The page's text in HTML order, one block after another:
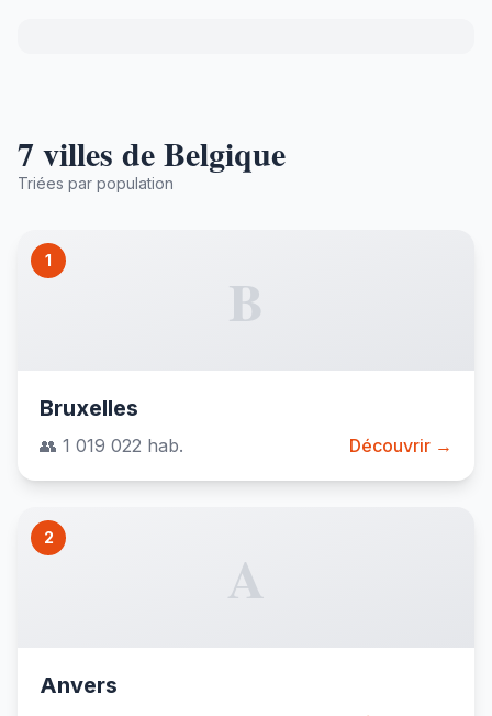
7 villes de Belgique
Triées par population
1
B
Bruxelles
👥 1 019 022 hab. Découvrir →
2
A
Anvers